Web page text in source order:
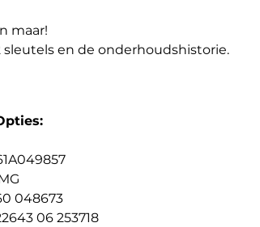
maar!
en de onderhoudshistorie.
048673
06 253718